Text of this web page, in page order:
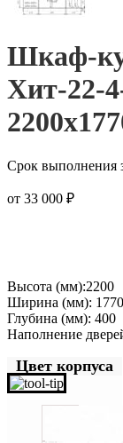
Шкаф-
Хит-22-
Срок выполнения
от 33 000 ₽
Высота (мм):2200
Ширина (мм): 1770
Глубина (мм): 400
Наполнение
Цвет корпуса